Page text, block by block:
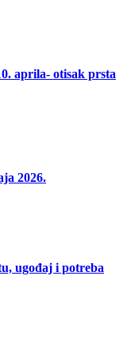
aprila- otisak prsta
2026.
ugođaj i potreba